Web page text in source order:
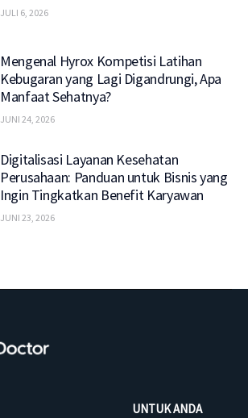
JULI 6, 2026
Mengenal Hyrox Kompetisi Latihan
Kebugaran yang Lagi Digandrungi, Apa
Manfaat Sehatnya?
JUNI 24, 2026
Digitalisasi Layanan Kesehatan
Perusahaan: Panduan untuk Bisnis yang
Ingin Tingkatkan Benefit Karyawan
JUNI 23, 2026
UNTUK ANDA